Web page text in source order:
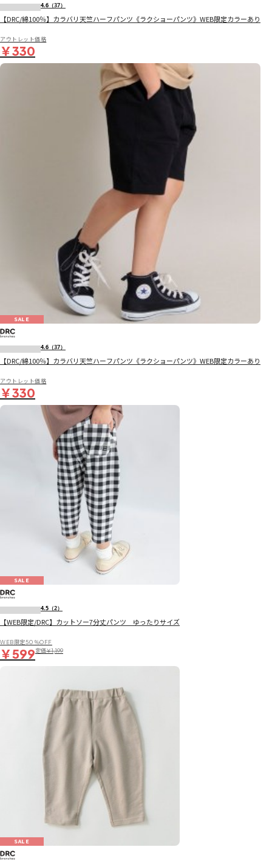
4.6 （37）
【DRC/綿100％】カラバリ天竺ハーフパンツ《ラクショーパンツ》WEB限定カラーあり
アウトレット価格
￥330
SALE
4.6 （37）
【DRC/綿100％】カラバリ天竺ハーフパンツ《ラクショーパンツ》WEB限定カラーあり
アウトレット価格
￥330
SALE
4.5 （2）
【WEB限定/DRC】カットソー7分丈パンツ ゆったりサイズ
WEB限定50％OFF
￥599定価￥1,199
SALE